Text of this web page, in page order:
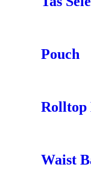
Pouch
Rolltop
Waist